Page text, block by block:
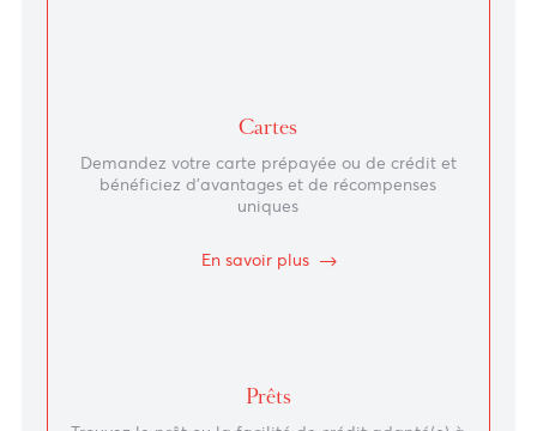
Ouvrez un compte en devise étrangère, un compte
courant ou un compte épargne
En savoir plus